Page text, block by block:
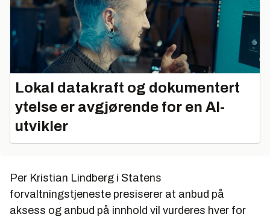
Lokal datakraft og dokumentert
ytelse er avgjørende for en AI-
utvikler
Per Kristian Lindberg i Statens
forvaltningstjeneste presiserer at anbud på
aksess og anbud på innhold vil vurderes hver for